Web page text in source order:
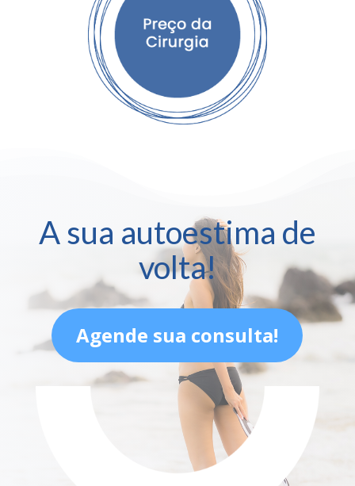
A sua autoestima de
volta!
Agende sua consulta!